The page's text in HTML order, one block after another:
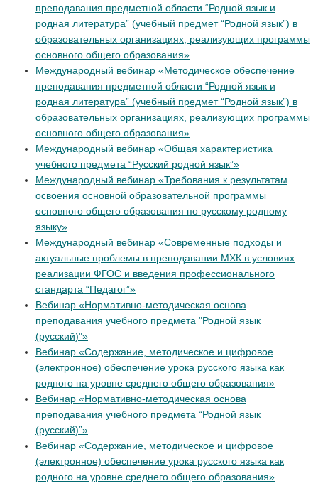
преподавания предметной области “Родной язык и
родная литература” (учебный предмет “Родной язык”) в
образовательных организациях, реализующих программы
основного общего образования»
Международный вебинар «Методическое обеспечение
преподавания предметной области “Родной язык и
родная литература” (учебный предмет “Родной язык”) в
образовательных организациях, реализующих программы
основного общего образования»
Международный вебинар «Общая характеристика
учебного предмета “Русский родной язык”»
Международный вебинар «Требования к результатам
освоения основной образовательной программы
основного общего образования по русскому родному
языку»
Международный вебинар «Современные подходы и
актуальные проблемы в преподавании МХК в условиях
реализации ФГОС и введения профессионального
стандарта “Педагог”»
Вебинар «Нормативно-методическая основа
преподавания учебного предмета "Родной язык
(русский)"»
Вебинар «Содержание, методическое и цифровое
(электронное) обеспечение урока русского языка как
родного на уровне среднего общего образования»
Вебинар «Нормативно-методическая основа
преподавания учебного предмета “Родной язык
(русский)”»
Вебинар «Содержание, методическое и цифровое
(электронное) обеспечение урока русского языка как
родного на уровне среднего общего образования»